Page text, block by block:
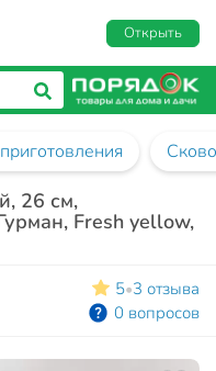
Открыть
26 см,
Fresh yellow,
5•3 отзыва
0 вопросов